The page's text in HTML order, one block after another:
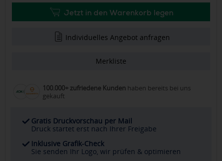
Jetzt in den Warenkorb legen
Individuelles Angebot anfragen
Merkliste
100.000+ zufriedene Kunden haben bereits bei uns
gekauft
Gratis Druckvorschau per Mail
Druck startet erst nach Ihrer Freigabe
Inklusive Grafik-Check
Sie senden Ihr Logo, wir prüfen & optimieren